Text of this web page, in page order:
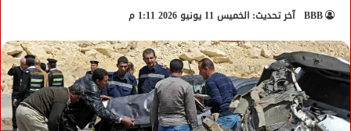
BBB آخر تحديث: الخميس 11 يونيو 2026 1:11 م